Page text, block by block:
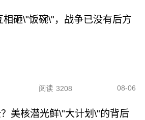
相砸\"饭碗\"，战争已没有后方
阅读 3208 08-06
美核潜光鲜\"大计划\"的背后